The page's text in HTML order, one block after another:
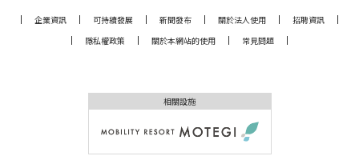
企業資訊 可持續發展 新聞發布 關於法人使用
招聘資訊
隱私權政策
關於本網站的使用 常見問題
相關設施